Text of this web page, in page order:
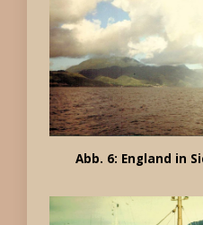
Abb. 6: England in